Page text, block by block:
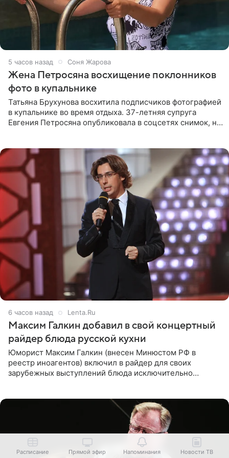
5 часов назад Соня Жарова
Жена Петросяна восхищение поклонников
фото в купальнике
Татьяна Брухунова восхитила подписчиков фотографией
в купальнике во время отдыха. 37-летняя супруга
Евгения Петросяна опубликовала в соцсетях снимок, на
6 часов назад Lenta.Ru
Максим Галкин добавил в свой концертный
райдер блюда русской кухни
Юморист Максим Галкин (внесен Минюстом РФ в
реестр иноагентов) включил в райдер для своих
зарубежных выступлений блюда исключительно
Расписание Прямой эфир Напоминания Новости ТВ